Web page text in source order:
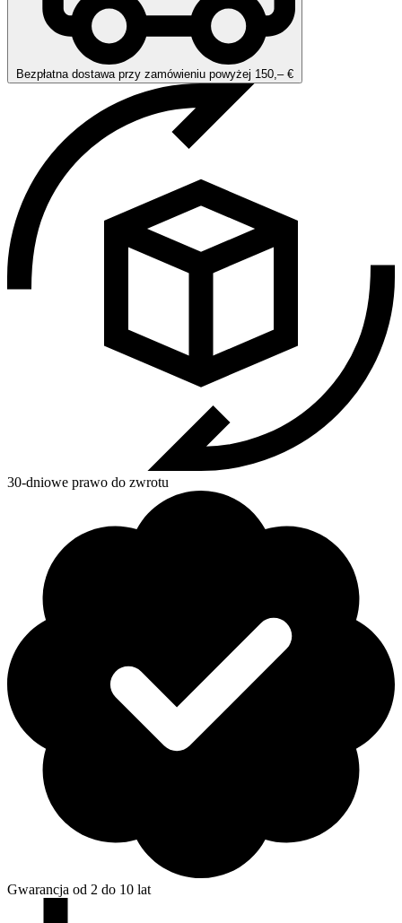
Bezpłatna dostawa przy zamówieniu powyżej 150,– €
30-dniowe prawo do zwrotu
Gwarancja od 2 do 10 lat